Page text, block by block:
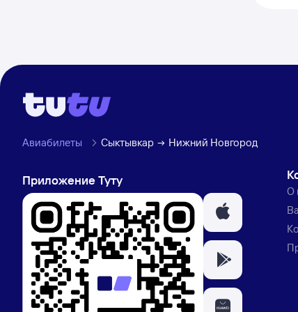
Авиабилеты Сыктывкар Нижний Новгород
Приложение Туту
О